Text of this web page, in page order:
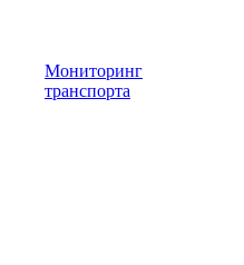
Мониторинг
транспорта